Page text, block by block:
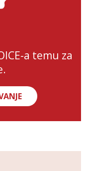
a temu za